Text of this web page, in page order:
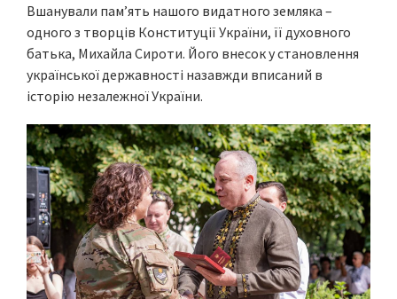
Вшанували пам’ять нашого видатного земляка –
одного з творців Конституції України, її духовного
батька, Михайла Сироти. Його внесок у становлення
української державності назавжди вписаний в
історію незалежної України.